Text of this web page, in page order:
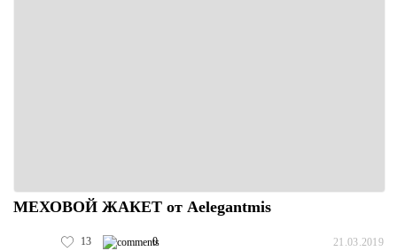
МЕХОВОЙ ЖАКЕТ от Aelegantmis
13 0 21.03.2019